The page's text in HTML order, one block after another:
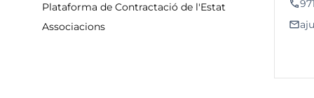
Plataforma de Contractació de l'Estat
Associacions
phone
email